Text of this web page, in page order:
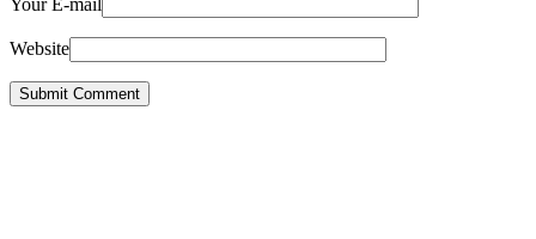
Website
Submit Comment